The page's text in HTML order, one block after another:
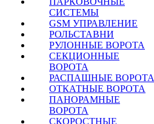
СИСТЕМЫ
GSM УПРАВЛЕНИЕ
РОЛЬСТАВНИ
РУЛОННЫЕ ВОРОТА
СЕКЦИОННЫЕ
ВОРОТА
РАСПАШНЫЕ ВОРОТА
ОТКАТНЫЕ ВОРОТА
ПАНОРАМНЫЕ
ВОРОТА
СКОРОСТНЫЕ